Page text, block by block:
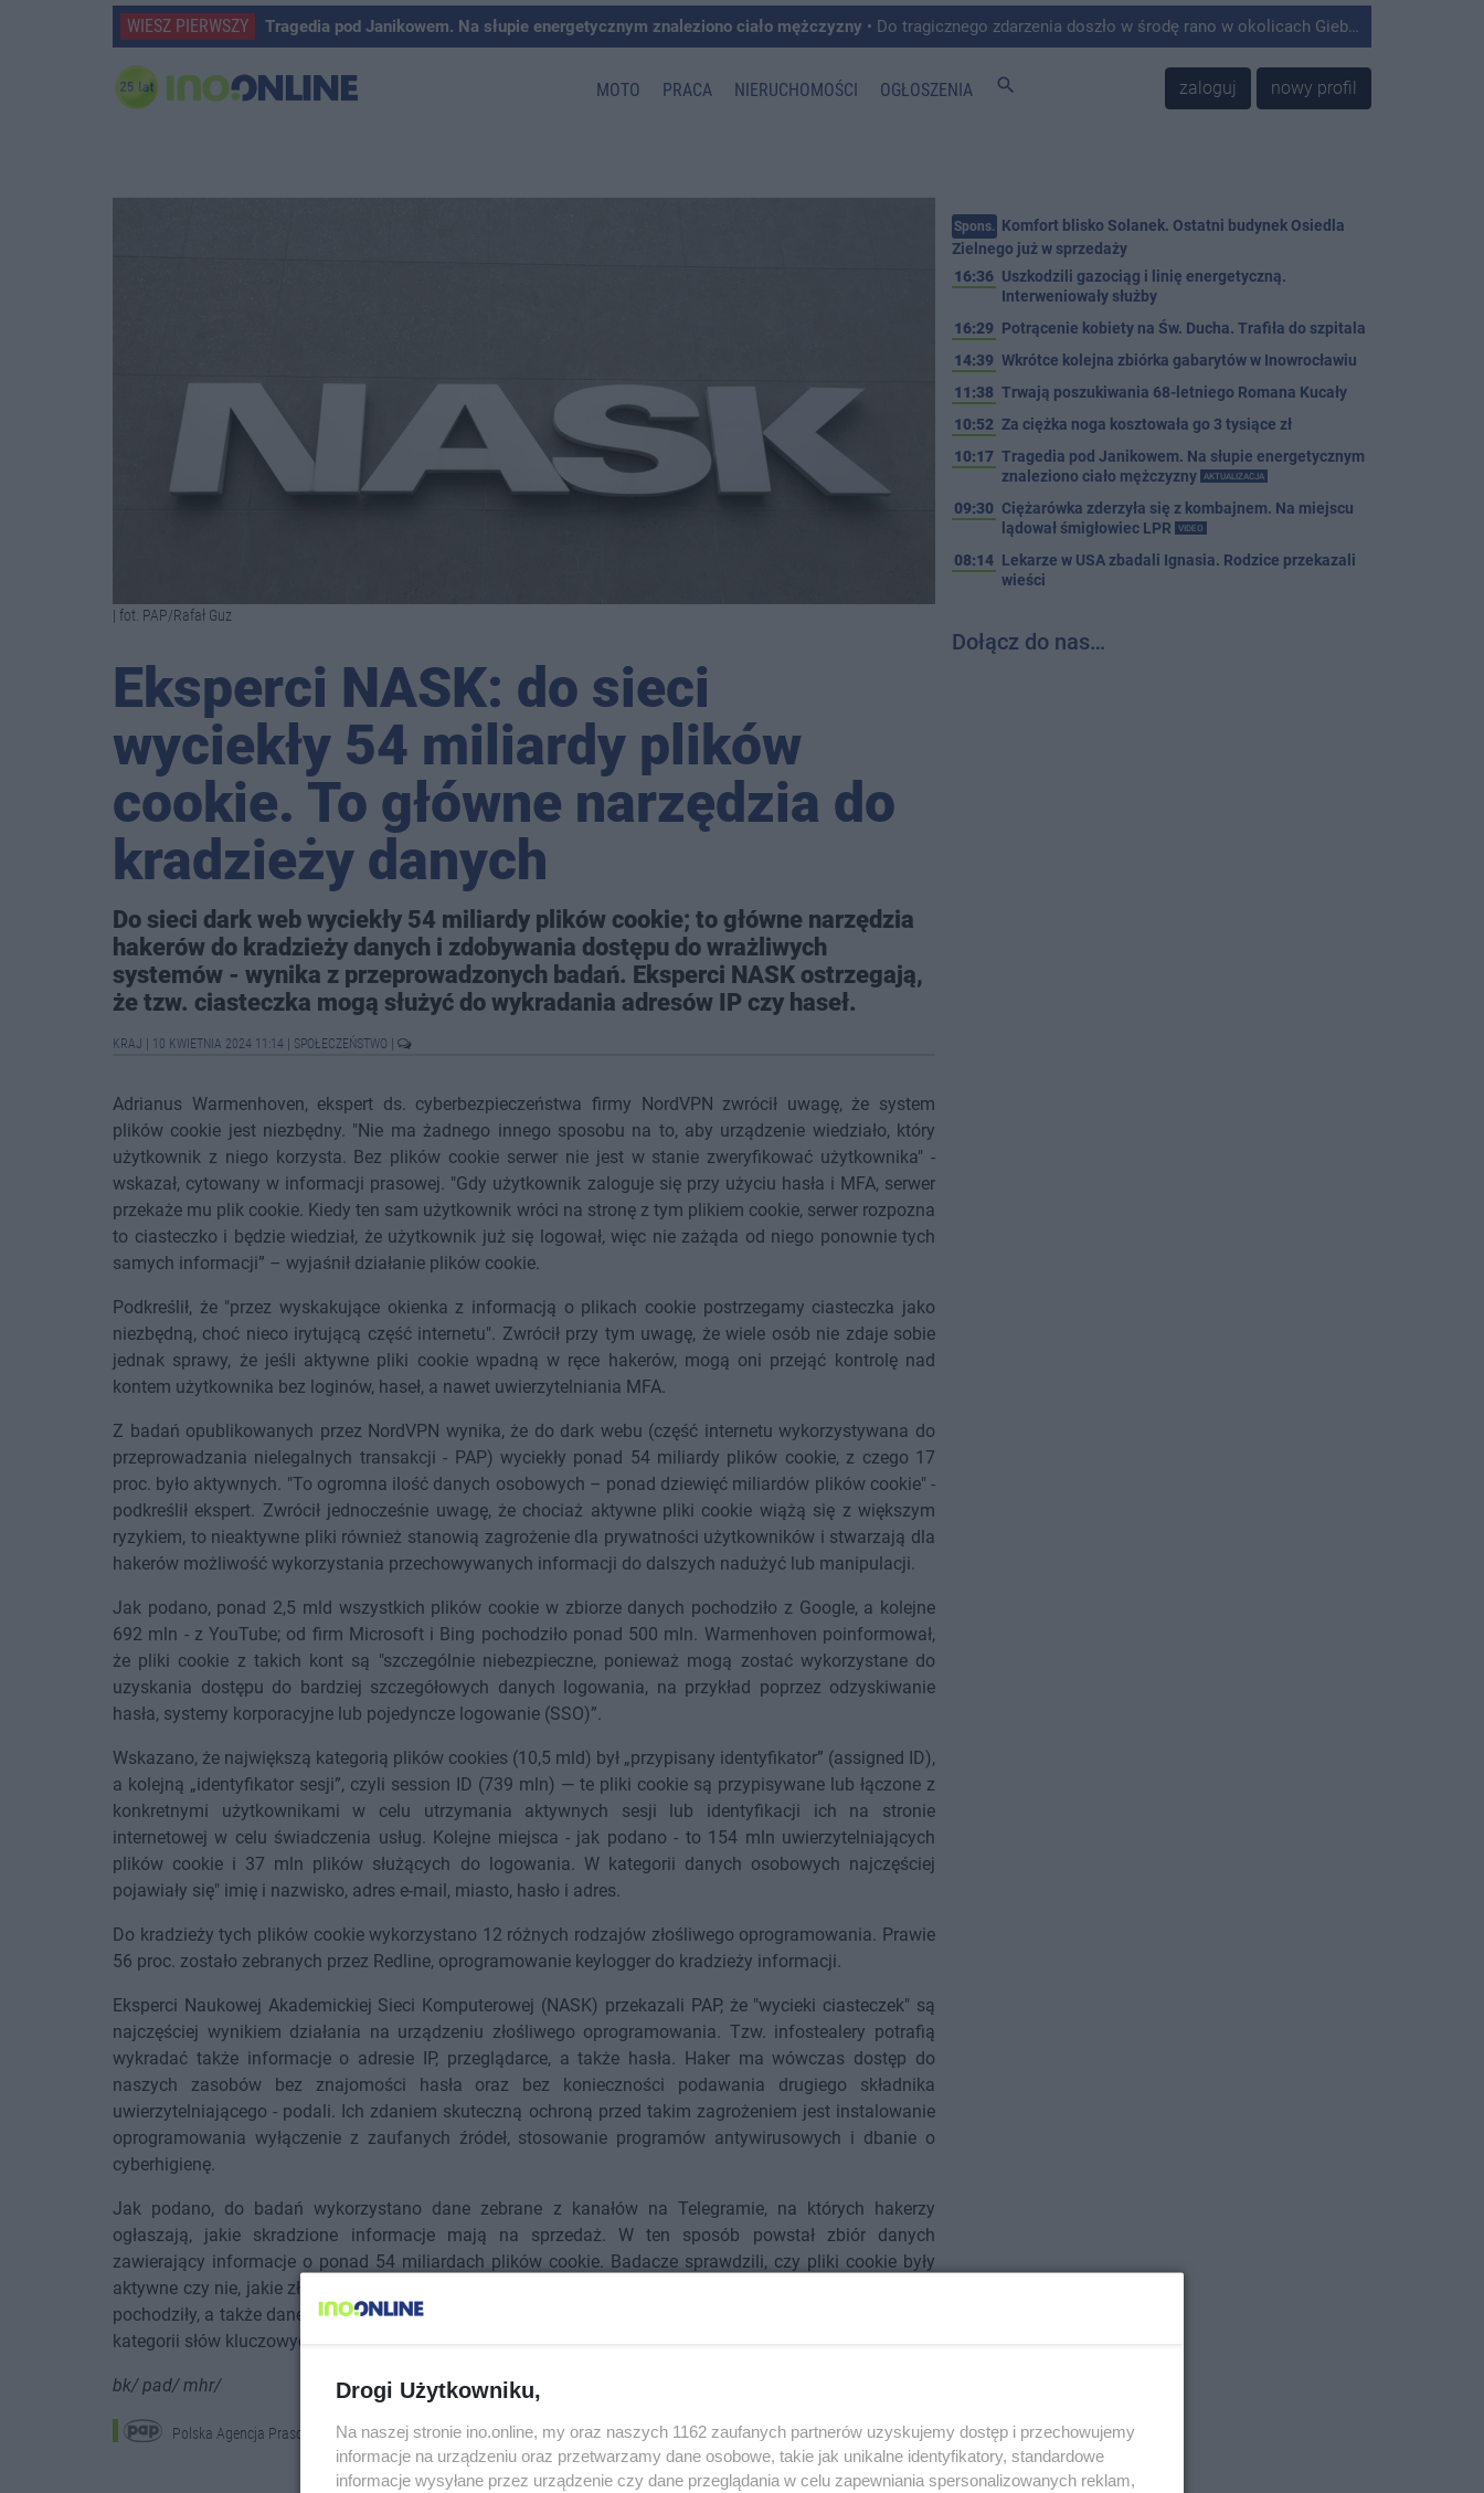
WIESZ PIERWSZY Tragedia pod Janikowem. Na słupie energetycznym znaleziono ciało mężczyzny • Do tragicznego zdarzenia doszło w środę rano w okolicach Giebni koło Janikowa. Wówczas na słupie energetycznym odnaleziono ciało mężczyzny.
MOTO PRACA NIERUCHOMOŚCI OGŁOSZENIA search zaloguj nowy profil
| fot. PAP/Rafał Guz
Eksperci NASK: do sieci
wyciekły 54 miliardy plików
cookie. To główne narzędzia do
kradzieży danych
Do sieci dark web wyciekły 54 miliardy plików cookie; to główne narzędzia
hakerów do kradzieży danych i zdobywania dostępu do wrażliwych
systemów - wynika z przeprowadzonych badań. Eksperci NASK ostrzegają,
że tzw. ciasteczka mogą służyć do wykradania adresów IP czy haseł.
KRAJ 10 KWIETNIA 2024 11:14 SPOŁECZEŃSTWO
Adrianus Warmenhoven, ekspert ds. cyberbezpieczeństwa firmy NordVPN zwrócił uwagę, że system
plików cookie jest niezbędny. "Nie ma żadnego innego sposobu na to, aby urządzenie wiedziało, który
użytkownik z niego korzysta. Bez plików cookie serwer nie jest w stanie zweryfikować użytkownika" -
wskazał, cytowany w informacji prasowej. "Gdy użytkownik zaloguje się przy użyciu hasła i MFA, serwer
przekaże mu plik cookie. Kiedy ten sam użytkownik wróci na stronę z tym plikiem cookie, serwer rozpozna
to ciasteczko i będzie wiedział, że użytkownik już się logował, więc nie zażąda od niego ponownie tych
samych informacji” – wyjaśnił działanie plików cookie.
Podkreślił, że "przez wyskakujące okienka z informacją o plikach cookie postrzegamy ciasteczka jako
niezbędną, choć nieco irytującą część internetu". Zwrócił przy tym uwagę, że wiele osób nie zdaje sobie
jednak sprawy, że jeśli aktywne pliki cookie wpadną w ręce hakerów, mogą oni przejąć kontrolę nad
kontem użytkownika bez loginów, haseł, a nawet uwierzytelniania MFA.
Z badań opublikowanych przez NordVPN wynika, że do dark webu (część internetu wykorzystywana do
przeprowadzania nielegalnych transakcji - PAP) wyciekły ponad 54 miliardy plików cookie, z czego 17
proc. było aktywnych. "To ogromna ilość danych osobowych – ponad dziewięć miliardów plików cookie" -
podkreślił ekspert. Zwrócił jednocześnie uwagę, że chociaż aktywne pliki cookie wiążą się z większym
ryzykiem, to nieaktywne pliki również stanowią zagrożenie dla prywatności użytkowników i stwarzają dla
hakerów możliwość wykorzystania przechowywanych informacji do dalszych nadużyć lub manipulacji.
Jak podano, ponad 2,5 mld wszystkich plików cookie w zbiorze danych pochodziło z Google, a kolejne
692 mln - z YouTube; od firm Microsoft i Bing pochodziło ponad 500 mln. Warmenhoven poinformował,
że pliki cookie z takich kont są "szczególnie niebezpieczne, ponieważ mogą zostać wykorzystane do
uzyskania dostępu do bardziej szczegółowych danych logowania, na przykład poprzez odzyskiwanie
hasła, systemy korporacyjne lub pojedyncze logowanie (SSO)”.
Wskazano, że największą kategorią plików cookies (10,5 mld) był „przypisany identyfikator” (assigned ID),
a kolejną „identyfikator sesji”, czyli session ID (739 mln) — te pliki cookie są przypisywane lub łączone z
konkretnymi użytkownikami w celu utrzymania aktywnych sesji lub identyfikacji ich na stronie
internetowej w celu świadczenia usług. Kolejne miejsca - jak podano - to 154 mln uwierzytelniających
plików cookie i 37 mln plików służących do logowania. W kategorii danych osobowych najczęściej
pojawiały się" imię i nazwisko, adres e-mail, miasto, hasło i adres.
Do kradzieży tych plików cookie wykorzystano 12 różnych rodzajów złośliwego oprogramowania. Prawie
56 proc. zostało zebranych przez Redline, oprogramowanie keylogger do kradzieży informacji.
Eksperci Naukowej Akademickiej Sieci Komputerowej (NASK) przekazali PAP, że "wycieki ciasteczek" są
najczęściej wynikiem działania na urządzeniu złośliwego oprogramowania. Tzw. infostealery potrafią
wykradać także informacje o adresie IP, przeglądarce, a także hasła. Haker ma wówczas dostęp do
naszych zasobów bez znajomości hasła oraz bez konieczności podawania drugiego składnika
uwierzytelniającego - podali. Ich zdaniem skuteczną ochroną przed takim zagrożeniem jest instalowanie
oprogramowania wyłączenie z zaufanych źródeł, stosowanie programów antywirusowych i dbanie o
cyberhigienę.
Jak podano, do badań wykorzystano dane zebrane z kanałów na Telegramie, na których hakerzy
ogłaszają, jakie skradzione informacje mają na sprzedaż. W ten sposób powstał zbiór danych
zawierający informacje o ponad 54 miliardach plików cookie. Badacze sprawdzili, czy pliki cookie były
aktywne czy nie, jakie złośliwe oprogramowanie zostało użyte do kradzieży plików cookie, z jakiego kraju
pochodziły, a także dane na temat firmy, która utworzyła plik cookie, systemu operacyjnego użytkownika i
kategorii słów kluczowych przypisanych do użytkowników. (PAP)
bk/ pad/ mhr/
Polska Agencja Prasowa
Spons. Komfort blisko Solanek. Ostatni budynek Osiedla
Zielnego już w sprzedaży
16:36 Uszkodzili gazociąg i linię energetyczną.
Interweniowały służby
16:29 Potrącenie kobiety na Św. Ducha. Trafiła do szpitala
14:39 Wkrótce kolejna zbiórka gabarytów w Inowrocławiu
11:38 Trwają poszukiwania 68-letniego Romana Kucały
10:52 Za ciężka noga kosztowała go 3 tysiące zł
10:17 Tragedia pod Janikowem. Na słupie energetycznym
znaleziono ciało mężczyzny
AKTUALIZACJA
09:30 Ciężarówka zderzyła się z kombajnem. Na miejscu
lądował śmigłowiec LPR
VIDEO
08:14 Lekarze w USA zbadali Ignasia. Rodzice przekazali
wieści
Dołącz do nas…
Drogi Użytkowniku,
Na naszej stronie ino.online, my oraz naszych 1162 zaufanych partnerów uzyskujemy dostęp i przechowujemy
informacje na urządzeniu oraz przetwarzamy dane osobowe, takie jak unikalne identyfikatory, standardowe
informacje wysyłane przez urządzenie czy dane przeglądania w celu zapewniania spersonalizowanych reklam,